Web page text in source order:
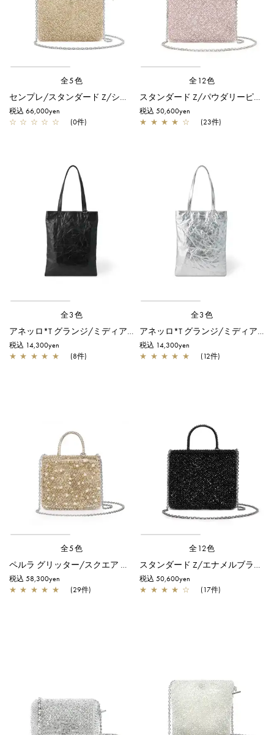
全5色
センプレ/スタンダード Z/シルバーゴールド
税込 66,000yen
☆ ☆ ☆ ☆ ☆ (0件)
全12色
スタンダード Z/パウダリーピンクシルバー
税込 50,600yen
★ ★ ★ ★ ☆ (23件)
全3色
アネッロ*T グランジ/ミディアム/ブラック
税込 14,300yen
★ ★ ★ ★ ★ (8件)
全3色
アネッロ*T グランジ/ミディアム/シルバー
税込 14,300yen
★ ★ ★ ★ ★ (12件)
全5色
ペルラ グリッター/スクエア スモール/シルバーゴールド
税込 58,300yen
★ ★ ★ ★ ★ (29件)
全12色
スタンダード Z/エナメルブラック
税込 50,600yen
★ ★ ★ ★ ☆ (17件)